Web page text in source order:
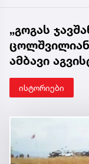
„გოგას
ამბავი
ისტორიები